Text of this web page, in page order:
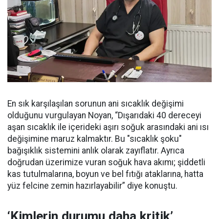
En sık karşılaşılan sorunun ani sıcaklık değişimi
olduğunu vurgulayan Noyan, “Dışarıdaki 40 dereceyi
aşan sıcaklık ile içerideki aşırı soğuk arasındaki ani ısı
değişimine maruz kalmaktır. Bu "sıcaklık şoku"
bağışıklık sistemini anlık olarak zayıflatır. Ayrıca
doğrudan üzerimize vuran soğuk hava akımı; şiddetli
kas tutulmalarına, boyun ve bel fıtığı ataklarına, hatta
yüz felcine zemin hazırlayabilir” diye konuştu.